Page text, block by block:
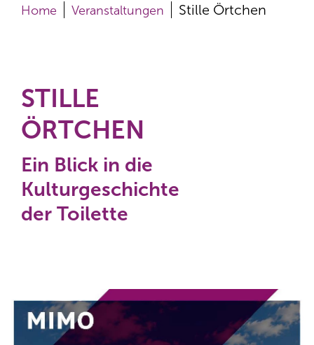
Home Veranstaltungen Stille Örtchen
STILLE
ÖRTCHEN
Ein Blick in die
Kulturgeschichte
der Toilette